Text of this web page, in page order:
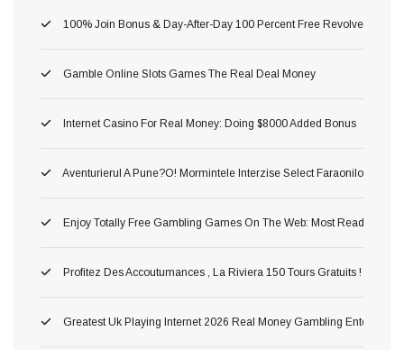
100% Join Bonus & Day-After-Day 100 Percent Free Revolves
Gamble Online Slots Games The Real Deal Money
Internet Casino For Real Money: Doing $8000 Added Bonus
Aventurierul A Pune?o! Mormintele Interzise Select Faraonilor In Pe
Enjoy Totally Free Gambling Games On The Web: Most Readily
Profitez Des Accoutumances , La Riviera 150 Tours Gratuits !
Greatest Uk Playing Internet 2026 Real Money Gambling